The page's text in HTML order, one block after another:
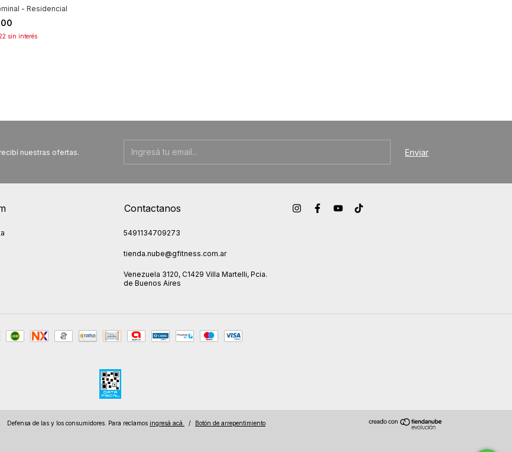
- Residencial
sin interés
nuestras ofertas.
Contactanos
5491134709273
tienda.nube@gfitness.com.ar
Venezuela 3120, C1429 Villa Martelli, Pcia.
de Buenos Aires
Defensa de las y los consumidores. Para reclamos ingresá acá. / Botón de arrepentimiento